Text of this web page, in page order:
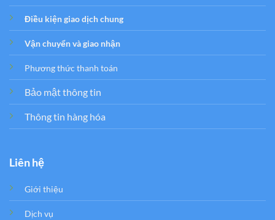
Điều kiện giao dịch chung
Vận chuyển và giao nhận
Phương thức thanh toán
Bảo mật thông tin
Thông tin hàng hóa
Liên hệ
Giới thiệu
Dịch vụ